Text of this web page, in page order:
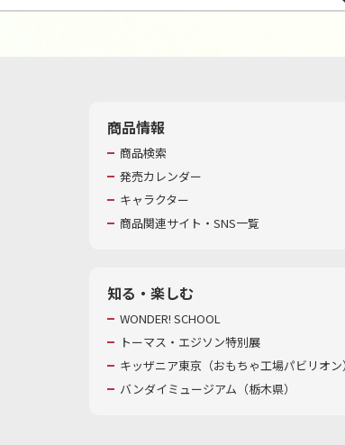
商品情報
商品検索
発売カレンダー
キャラクター
商品関連サイト・SNS一覧
知る・楽しむ
WONDER! SCHOOL
トーマス・エジソン特別展
キッザニア東京（おもちゃ工場パビリオ
バンダイミュージアム（栃木県）